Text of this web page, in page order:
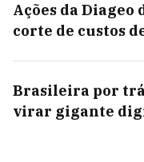
Ações da Diageo
corte de custos
Brasileira por
virar gigante